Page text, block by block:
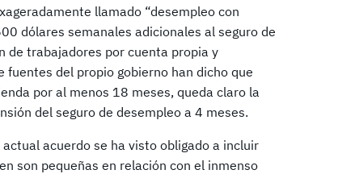
llamado “desempleo con
dólares semanales adicionales al seguro de
de trabajadores por cuenta propia y
fuentes del propio gobierno han dicho que
por al menos 18 meses, queda claro la
del seguro de desempleo a 4 meses.
acuerdo se ha visto obligado a incluir
son pequeñas en relación con el inmenso